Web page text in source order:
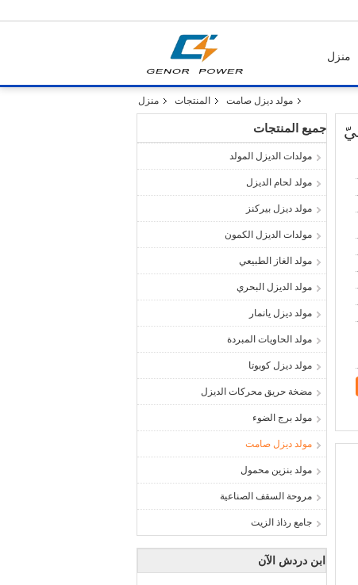
منزل
منزل المنتجات مولد ديزل صامت
جميع المنتجات
مولدات الديزل المولد
مولد لحام الديزل
مولد ديزل بيركنز
مولدات الديزل الكمون
مولد الغاز الطبيعي
مولد الديزل البحري
مولد ديزل يانمار
مولد الحاويات المبردة
مولد ديزل كوبوتا
مضخة حريق محركات الديزل
مولد برج الضوء
مولد ديزل صامت
مولد بنزين محمول
مروحة السقف الصناعية
جامع رذاذ الزيت
ابن دردش الآن